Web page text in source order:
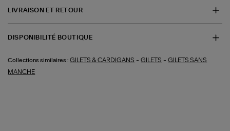
LIVRAISON ET RETOUR
DISPONIBILITÉ BOUTIQUE
Collections similaires : GILETS & CARDIGANS -GILETS -GILETS SANS
MANCHE